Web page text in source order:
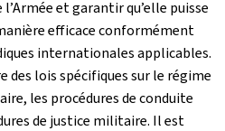
et garantir qu’elle puisse
efficace conformément
internationales applicables.
lois spécifiques sur le régime
les procédures de conduite
de justice militaire. Il est